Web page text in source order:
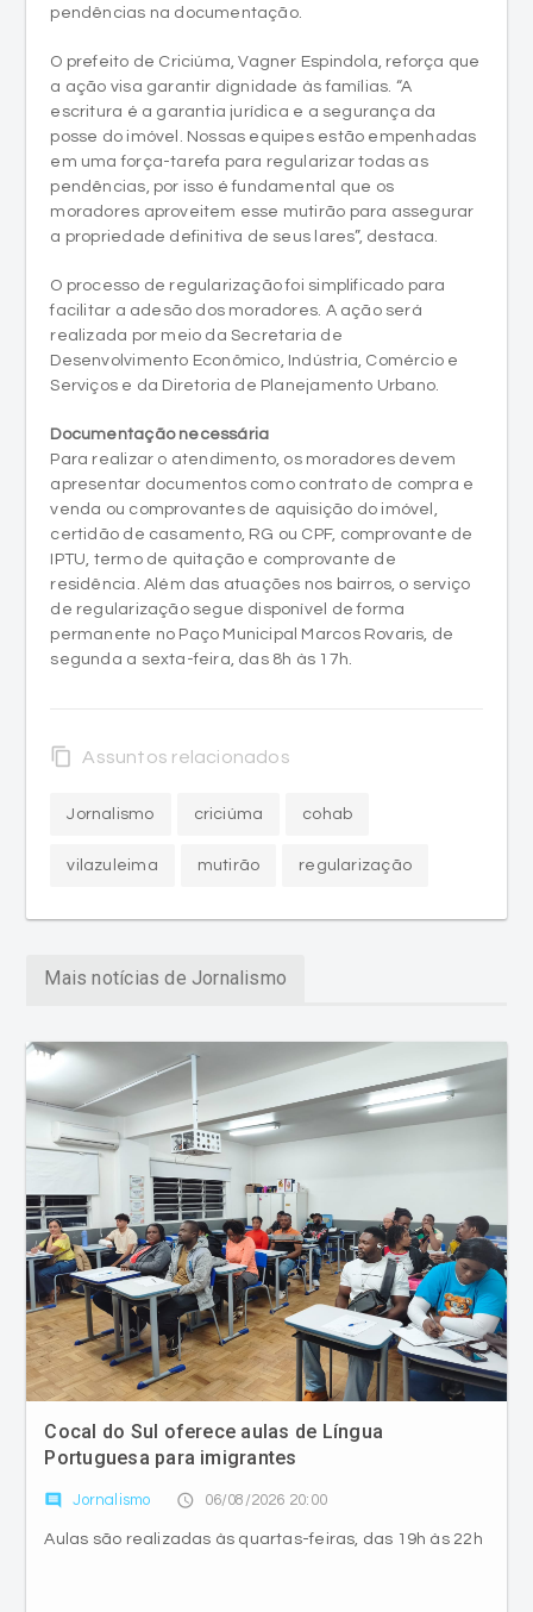
a ação visa garantir dignidade às famílias. “A
posse do imóvel. Nossas equipes estão empenhadas
em uma força-tarefa para regularizar todas as
pendências, por isso é fundamental que os
moradores aproveitem esse mutirão para assegurar
a propriedade definitiva de seus lares”, destaca.
O processo de regularização foi simplificado para
facilitar a adesão dos moradores. A ação será
Desenvolvimento Econômico, Indústria, Comércio e
Serviços e da Diretoria de Planejamento Urbano.
Documentação necessária
Para realizar o atendimento, os moradores devem
venda ou comprovantes de aquisição do imóvel,
certidão de casamento, RG ou CPF, comprovante de
IPTU, termo de quitação e comprovante de
residência. Além das atuações nos bairros, o serviço
de regularização segue disponível de forma
permanente no Paço Municipal Marcos Rovaris, de
segunda a sexta-feira, das 8h às 17h.
Cocal do Sul oferece aulas de Língua
Portuguesa para imigrantes
comment Jornalismo access_time 06/08/2026 20:00
Aulas são realizadas às quartas-feiras, das 19h às 22h